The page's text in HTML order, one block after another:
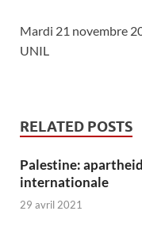
Mardi 21 novembre
UNIL
RELATED POSTS
Palestine:
internationale
29 avril 2021